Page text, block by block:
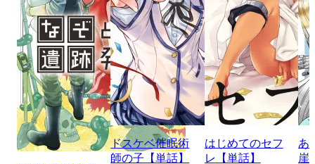
ドスケベ催眠術
師の子【単話】
はじめてのセフ
レ【単話】
あ
崖